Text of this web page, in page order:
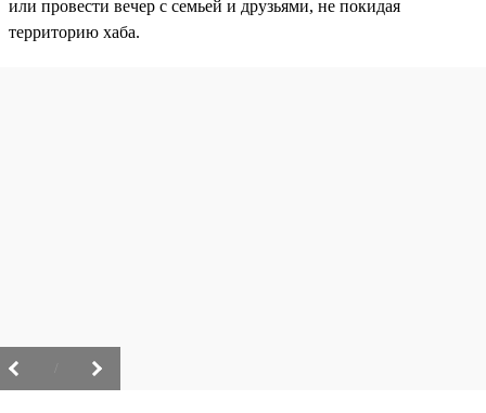
или провести вечер с семьей и друзьями, не покидая
территорию хаба.